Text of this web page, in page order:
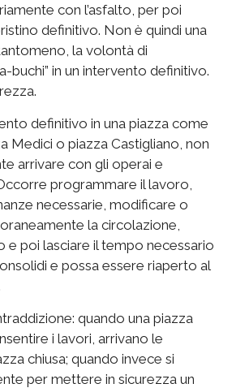
con l’asfalto, per poi
definitivo. Non è quindi una
la volontà di
buchi” in un intervento definitivo.
definitivo in una piazza come
Medici o piazza Castigliano, non
arrivare con gli operai e
programmare il lavoro,
necessarie, modificare o
la circolazione,
e poi lasciare il tempo necessario
e possa essere riaperto al
quando una piazza
i lavori, arrivano le
chiusa; quando invece si
per mettere in sicurezza un